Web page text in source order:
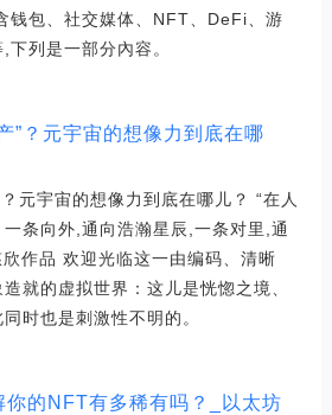
钱包、社交媒体、NFT、DeFi、游
列是一部分內容。
”？元宇宙的想像力到底在哪
元宇宙的想像力到底在哪儿？ “在人
条向外,通向浩瀚星辰,一条对里,通
作品 欢迎光临这一由编码、清晰
就的虚拟世界：这儿是恍惚之境、
时也是刺激性不明的。
的NFT有多稀有吗？_以太坊